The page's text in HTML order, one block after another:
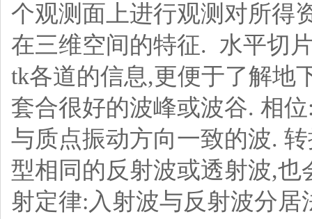
个观测面上进行观测对所得
在三维空间的特征. 水平切
tk各道的信息,更便于了解地
套合很好的波峰或波谷. 相
与质点振动方向一致的波.
型相同的反射波或透射波,
射定律:入射波与反射波分